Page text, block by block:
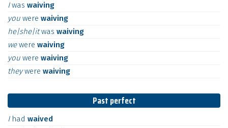
Iwas waiving
you were waiving
he|she|itwas waiving
wewere waiving
you were waiving
theywere waiving
Past perfect
I had waived